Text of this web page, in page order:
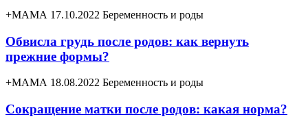
+МАМА 17.10.2022 Беременность и роды
Обвисла грудь после родов: как вернуть
прежние формы?
+МАМА 18.08.2022 Беременность и роды
Сокращение матки после родов: какая норма?